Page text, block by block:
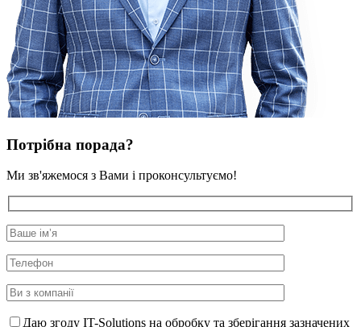
Потрібна порада?
Ми зв'яжемося з Вами і проконсультуємо!
Даю згоду IT-Solutions на обробку та зберігання зазначених